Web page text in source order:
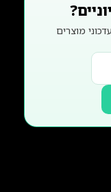
מוצרים